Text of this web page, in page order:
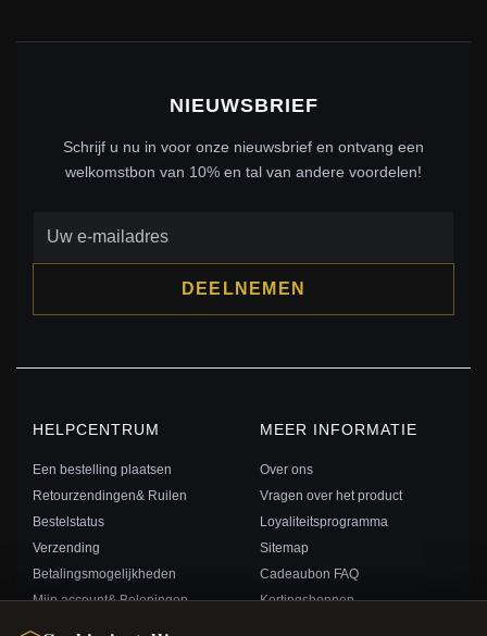
NIEUWSBRIEF
Schrijf u nu in voor onze nieuwsbrief en ontvang een
welkomstbon van 10% en tal van andere voordelen!
DEELNEMEN
HELPCENTRUM
Een bestelling plaatsen
Retourzendingen& Ruilen
Bestelstatus
Verzending
Betalingsmogelijkheden
Mijn account& Beloningen
MEER INFORMATIE
Over ons
Vragen over het product
Loyaliteitsprogramma
Sitemap
Cadeaubon FAQ
Kortingsbonnen